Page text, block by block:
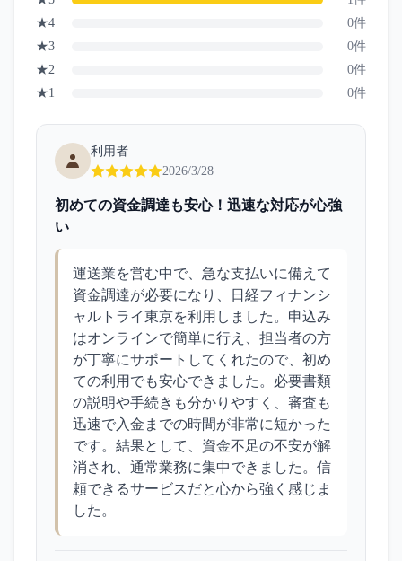
★4 0件
★3 0件
★2 0件
★1 0件
利用者
2026/3/28
初めての資金調達も安心！迅速な対応が心強
い
運送業を営む中で、急な支払いに備えて
資金調達が必要になり、日経フィナンシ
ャルトライ東京を利用しました。申込み
はオンラインで簡単に行え、担当者の方
が丁寧にサポートしてくれたので、初め
ての利用でも安心できました。必要書類
の説明や手続きも分かりやすく、審査も
迅速で入金までの時間が非常に短かった
です。結果として、資金不足の不安が解
消され、通常業務に集中できました。信
頼できるサービスだと心から強く感じま
した。